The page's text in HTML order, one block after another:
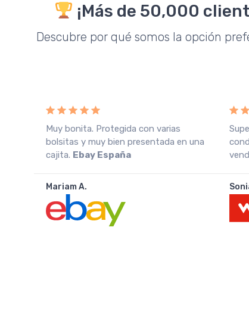
¡Más de 50,000
Descubre por qué somos la opción
Muy bonita. Protegida con varias
bolsitas y muy bien presentada en una
cajita. Ebay España
Mariam A.